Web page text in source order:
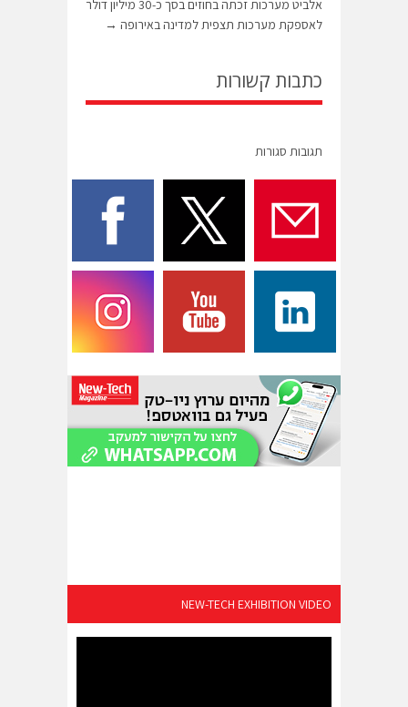
אלביט מערכות זכתה בחוזים בסך כ-30 מיליון דולר
לאספקת מערכות תצפית למדינה באירופה →
כתבות קשורות
תגובות סגורות
NEW-TECH EXHIBITION VIDEO